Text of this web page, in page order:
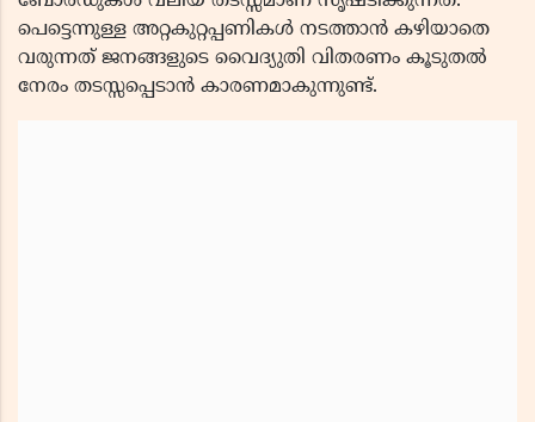
പെട്ടെന്നുള്ള അറ്റകുറ്റപ്പണികൾ നടത്താൻ കഴിയാതെ
വരുന്നത് ജനങ്ങളുടെ വൈദ്യുതി വിതരണം കൂടുതൽ
നേരം തടസ്സപ്പെടാൻ കാരണമാകുന്നുണ്ട്.